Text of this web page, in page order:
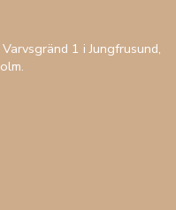
1 i Jungfrusund,